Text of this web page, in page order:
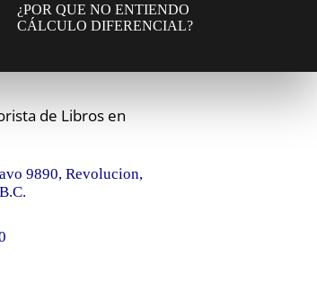
¿POR QUE NO ENTIENDO
CÁLCULO DIFERENCIAL?
de Libros en
9890, Revolucion,